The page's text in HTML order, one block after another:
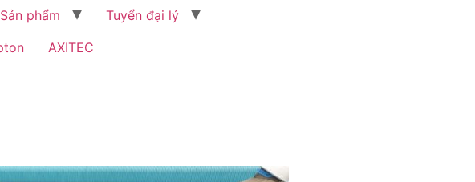
Sản phẩm
Tuyển đại lý
AXITEC